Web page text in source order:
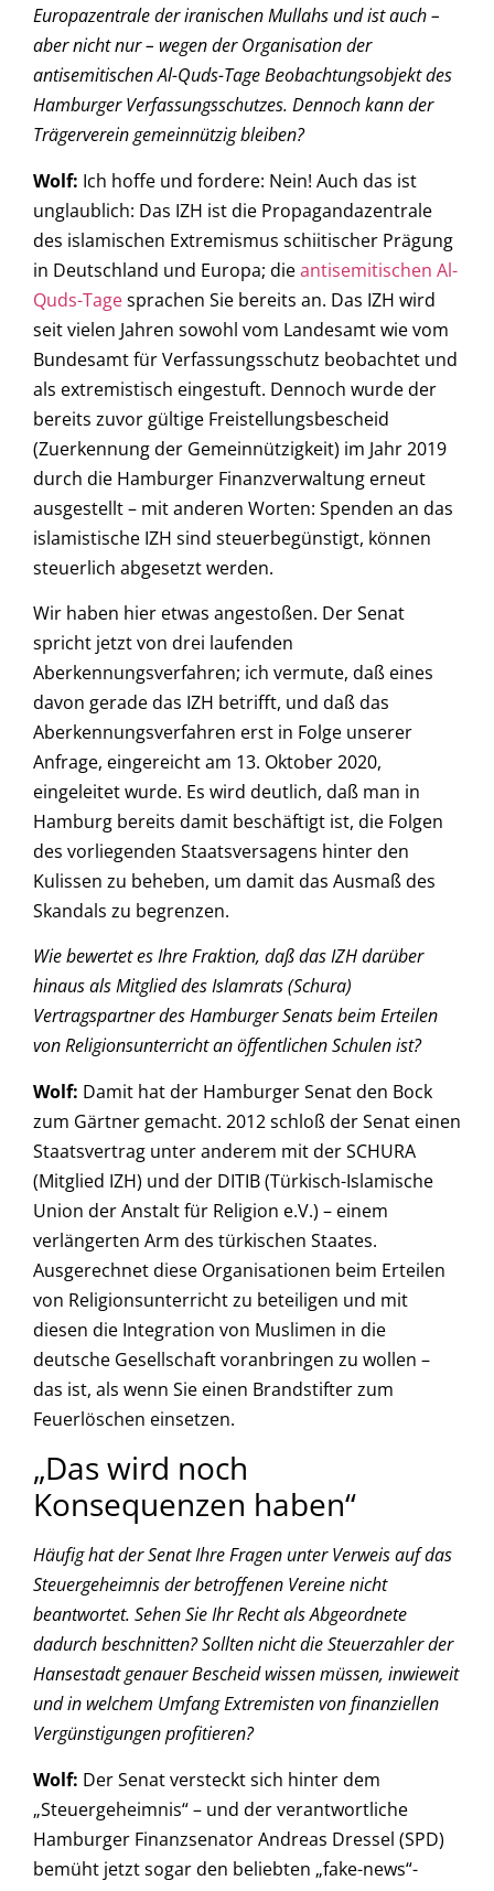
Europazentrale der iranischen Mullahs und ist auch –
aber nicht nur – wegen der Organisation der
antisemitischen Al-Quds-Tage Beobachtungsobjekt des
Hamburger Verfassungsschutzes. Dennoch kann der
Trägerverein gemeinnützig bleiben?
Wolf: Ich hoffe und fordere: Nein! Auch das ist
unglaublich: Das IZH ist die Propagandazentrale
des islamischen Extremismus schiitischer Prägung
in Deutschland und Europa; dieantisemitischen Al-
Quds-Tagesprachen Sie bereits an. Das IZH wird
seit vielen Jahren sowohl vom Landesamt wie vom
Bundesamt für Verfassungsschutz beobachtet und
als extremistisch eingestuft. Dennoch wurde der
bereits zuvor gültige Freistellungsbescheid
(Zuerkennung der Gemeinnützigkeit) im Jahr 2019
durch die Hamburger Finanzverwaltung erneut
ausgestellt – mit anderen Worten: Spenden an das
islamistische IZH sind steuerbegünstigt, können
steuerlich abgesetzt werden.
Wir haben hier etwas angestoßen. Der Senat
spricht jetzt von drei laufenden
Aberkennungsverfahren; ich vermute, daß eines
davon gerade das IZH betrifft, und daß das
Aberkennungsverfahren erst in Folge unserer
Anfrage, eingereicht am 13. Oktober 2020,
eingeleitet wurde. Es wird deutlich, daß man in
Hamburg bereits damit beschäftigt ist, die Folgen
des vorliegenden Staatsversagens hinter den
Kulissen zu beheben, um damit das Ausmaß des
Skandals zu begrenzen.
Wie bewertet es Ihre Fraktion, daß das IZH darüber
hinaus als Mitglied des Islamrats (Schura)
Vertragspartner des Hamburger Senats beim Erteilen
von Religionsunterricht an öffentlichen Schulen ist?
Wolf: Damit hat der Hamburger Senat den Bock
zum Gärtner gemacht. 2012 schloß der Senat einen
Staatsvertrag unter anderem mit der SCHURA
(Mitglied IZH) und der DITIB (Türkisch-Islamische
Union der Anstalt für Religion e.V.) – einem
verlängerten Arm des türkischen Staates.
Ausgerechnet diese Organisationen beim Erteilen
von Religionsunterricht zu beteiligen und mit
diesen die Integration von Muslimen in die
deutsche Gesellschaft voranbringen zu wollen –
das ist, als wenn Sie einen Brandstifter zum
Feuerlöschen einsetzen.
„Das wird noch
Konsequenzen haben“
Häufig hat der Senat Ihre Fragen unter Verweis auf das
Steuergeheimnis der betroffenen Vereine nicht
beantwortet. Sehen Sie Ihr Recht als Abgeordnete
dadurch beschnitten? Sollten nicht die Steuerzahler der
Hansestadt genauer Bescheid wissen müssen, inwieweit
und in welchem Umfang Extremisten von finanziellen
Vergünstigungen profitieren?
Wolf: Der Senat versteckt sich hinter dem
„Steuergeheimnis“ – und der verantwortliche
Hamburger Finanzsenator Andreas Dressel (SPD)
bemüht jetzt sogar den beliebten „fake-news“-